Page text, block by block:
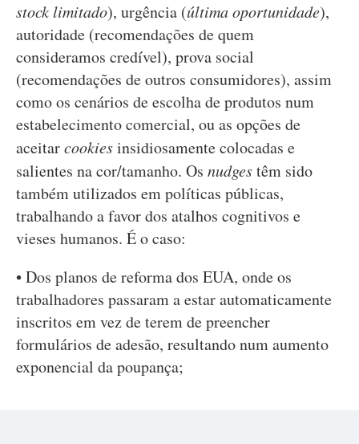
stock limitado), urgência (última oportunidade),
autoridade (recomendações de quem
consideramos credível), prova social
(recomendações de outros consumidores), assim
como os cenários de escolha de produtos num
estabelecimento comercial, ou as opções de
aceitarcookiesinsidiosamente colocadas e
salientes na cor/tamanho. Os nudgestêm sido
também utilizados em políticas públicas,
trabalhando a favor dos atalhos cognitivos e
vieses humanos. É o caso:
• Dos planos de reforma dos EUA, onde os
trabalhadores passaram a estar automaticamente
inscritos em vez de terem de preencher
formulários de adesão, resultando num aumento
exponencial da poupança;